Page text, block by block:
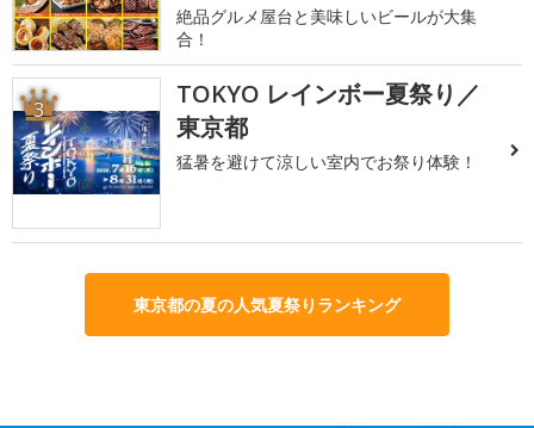
絶品グルメ屋台と美味しいビールが大集
合！
3
TOKYO レインボー夏祭り／
東京都
猛暑を避けて涼しい室内でお祭り体験！
東京都の夏の人気夏祭りランキング